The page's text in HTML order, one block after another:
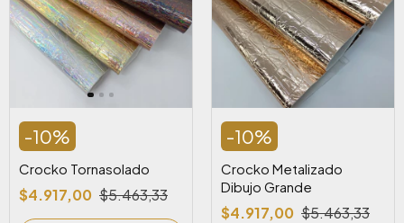
-10%
Crocko Tornasolado
$4.917,00 $5.463,33
-10%
Crocko Metalizado
Dibujo Grande
$4.917,00 $5.463,33